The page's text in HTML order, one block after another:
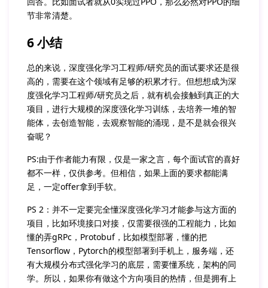
节非常清楚。
6 小结
总的来说，深度强化学习工程师/研究员的面试要求还是很
高的，需要在这个领域有足够的积累才行。但想想成为深
度强化学习工程师/研究员之后，就有机会接触到真正的大
项目，进行大规模的深度强化学习训练，去培养一堆的智
能体，去创造智能，去观察智能的涌现，是不是就会很兴
奋呢？
PS:由于作者能力有限，仅是一家之言，每个面试官的喜好
都不一样，仅供参考。但相信，如果上面的要求都能满
足，一定offer拿到手软。
PS 2：并不一定要完全懂深度强化学习才能参与这方面的
项目，比如环境接口对接，仅需要很强的工程能力，比如
懂的弄gRPc，Protobuf，比如模型部署，懂的把
Tensorflow，Pytorch的模型部署到手机上，服务端，还
有大规模分布式强化学习的底层，需要懂系统，架构的同
学。所以，如果你有做这个方向项目的热情，但是拥有上